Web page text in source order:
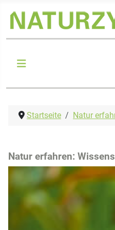
Startseite Natur
Natur erfahren: